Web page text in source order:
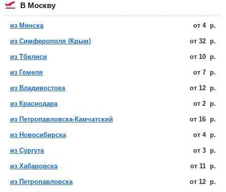
в Москву
из Минска от 4 р.
из Симферополя (Крым) от 32 р.
из Тбилиси от 10 р.
из Гомеля от 7 р.
из Владивостока от 12 р.
из Краснодара от 2 р.
из Петропавловска-Камчатский от 16 р.
из Новосибирска от 4 р.
из Сургута от 3 р.
из Хабаровска от 11 р.
из Петропавловска от 12 р.